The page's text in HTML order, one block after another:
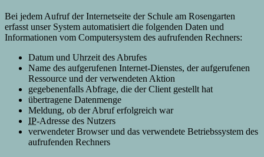
Bei jedem Aufruf der Internetseite der Schule am Rosengarten
erfasst unser System automatisiert die folgenden Daten und
Informationen vom Computersystem des aufrufenden Rechners:
Datum und Uhrzeit des Abrufes
Name des aufgerufenen Internet-Dienstes, der aufgerufenen
Ressource und der verwendeten Aktion
gegebenenfalls Abfrage, die derClient gestellt hat
übertragene Datenmenge
Meldung, ob der Abruf erfolgreich war
IP-Adresse des Nutzers
verwendeterBrowserund das verwendete Betriebssystem des
aufrufenden Rechners